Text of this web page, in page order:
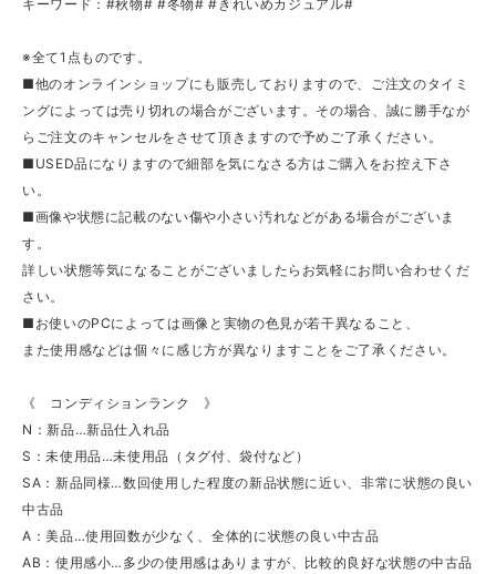
キーワード：#秋物# #冬物# #きれいめカジュアル#
※全て1点ものです。
■他のオンラインショップにも販売しておりますので、ご注文のタイミ
ングによっては売り切れの場合がございます。その場合、誠に勝手なが
らご注文のキャンセルをさせて頂きますので予めご了承ください。
■USED品になりますので細部を気になさる方はご購入をお控え下さ
い。
■画像や状態に記載のない傷や小さい汚れなどがある場合がございま
す。
詳しい状態等気になることがございましたらお気軽にお問い合わせくだ
さい。
■お使いのPCによっては画像と実物の色見が若干異なること、
また使用感などは個々に感じ方が異なりますことをご了承ください。
《 コンディションランク 》
N：新品…新品仕入れ品
S：未使用品…未使用品（タグ付、袋付など）
SA：新品同様…数回使用した程度の新品状態に近い、非常に状態の良い
中古品
A：美品…使用回数が少なく、全体的に状態の良い中古品
AB：使用感小…多少の使用感はありますが、比較的良好な状態の中古品